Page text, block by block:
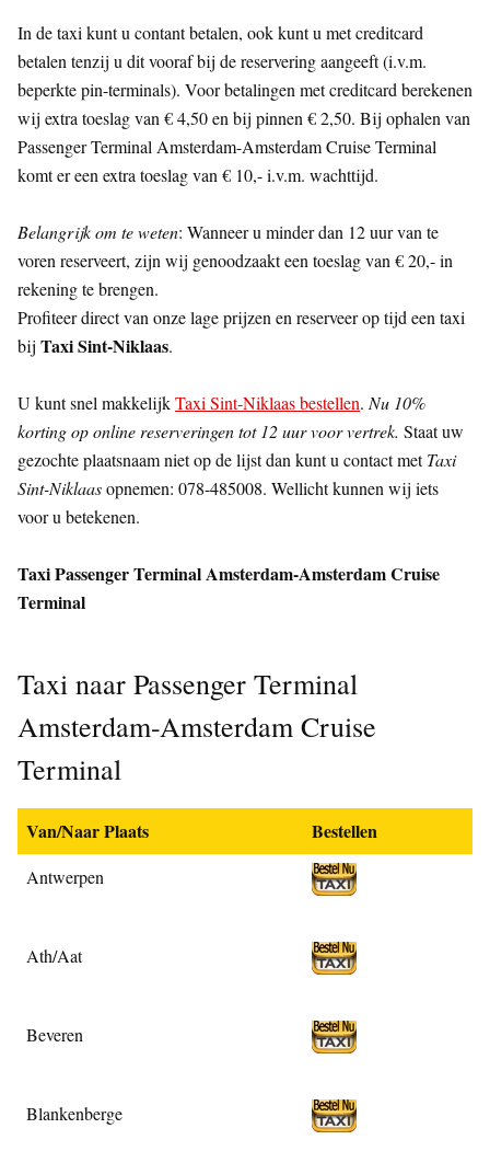
In de taxi kunt u contant betalen, ook kunt u met creditcard
betalen tenzij u dit vooraf bij de reservering aangeeft (i.v.m.
beperkte pin-terminals). Voor betalingen met creditcard berekenen
wij extra toeslag van € 4,50 en bij pinnen € 2,50. Bij ophalen van
Passenger Terminal Amsterdam-Amsterdam Cruise Terminal
komt er een extra toeslag van € 10,- i.v.m. wachttijd.
Belangrijk om te weten: Wanneer u minder dan 12 uur van te
voren reserveert, zijn wij genoodzaakt een toeslag van € 20,- in
rekening te brengen.
Profiteer direct van onze lage prijzen en reserveer op tijd een taxi
bij Taxi Sint-Niklaas.
U kunt snel makkelijkTaxi Sint-Niklaas bestellen. Nu 10%
korting op online reserveringen tot 12 uur voor vertrek. Staat uw
gezochte plaatsnaam niet op de lijst dan kunt u contact metTaxi
Sint-Niklaasopnemen: 078-485008. Wellicht kunnen wij iets
voor u betekenen.
Taxi Passenger Terminal Amsterdam-Amsterdam Cruise
Terminal
Taxi naar Passenger Terminal
Amsterdam-Amsterdam Cruise
Terminal
Van/Naar Plaats Bestellen
Antwerpen
Ath/Aat
Beveren
Blankenberge